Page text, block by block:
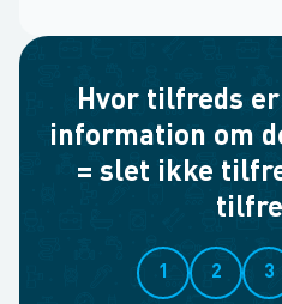
Hvor tilfreds er
information om
= slet ikke
1 2 3